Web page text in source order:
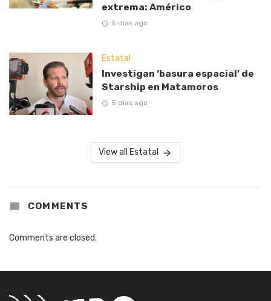
extrema: Américo
5 días ago
Estatal
Investigan ‘basura espacial’ de
Starship en Matamoros
5 días ago
View all Estatal
COMMENTS
Comments are closed.